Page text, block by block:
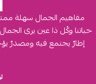
مفاهيم الجمال سهلة
حياتنا وكُل ذا عين يرى
إطارٌ يجتمع فيه ومصدرٌ